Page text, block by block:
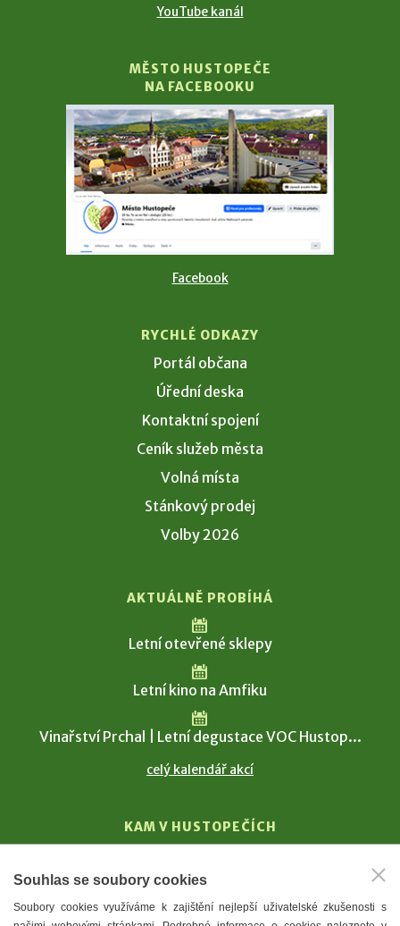
YouTube kanál
MĚSTO HUSTOPEČE
NA FACEBOOKU
Facebook
RYCHLÉ ODKAZY
Portál občana
Úřední deska
Kontaktní spojení
Ceník služeb města
Volná místa
Stánkový prodej
Volby 2026
AKTUÁLNĚ PROBÍHÁ
Letní otevřené sklepy
Letní kino na Amfiku
Vinařství Prchal | Letní degustace VOC Hustop...
celý kalendář akcí
KAM V HUSTOPEČÍCH
T. G. Masaryk
Mandloně
Souhlas se soubory cookies
Soubory cookies využíváme k zajištění nejlepší uživatelské zkušenosti s